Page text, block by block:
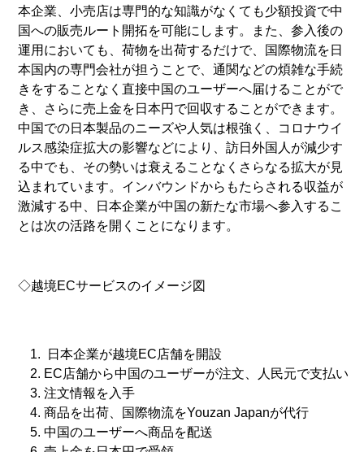
本企業、小売店は専門的な知識がなくても少額投資で中
国への販売ルート開拓を可能にします。また、参入後の
運用においても、荷物を出荷するだけで、国際物流を日
本国内の専門会社が担うことで、通関などの煩雑な手続
きをすることなく直接中国のユーザーへ届けることがで
き、さらに売上金を日本円で回収することができます。
中国での日本製品のニーズや人気は根強く、コロナウイ
ルス感染症拡大の影響などにより、訪日外国人が減少す
る中でも、その勢いは衰えることなくさらなる拡大が見
込まれています。インバウンドからもたらされる収益が
激減する中、日本企業が中国の新たな市場へ参入するこ
とは次の活路を開くことになります。
◇越境ECサービスのイメージ図
日本企業が越境EC店舗を開設
EC店舗から中国のユーザーが注文、人民元で支払い
注文情報を入手
商品を出荷、国際物流をYouzan Japanが代行
中国のユーザーへ商品を配送